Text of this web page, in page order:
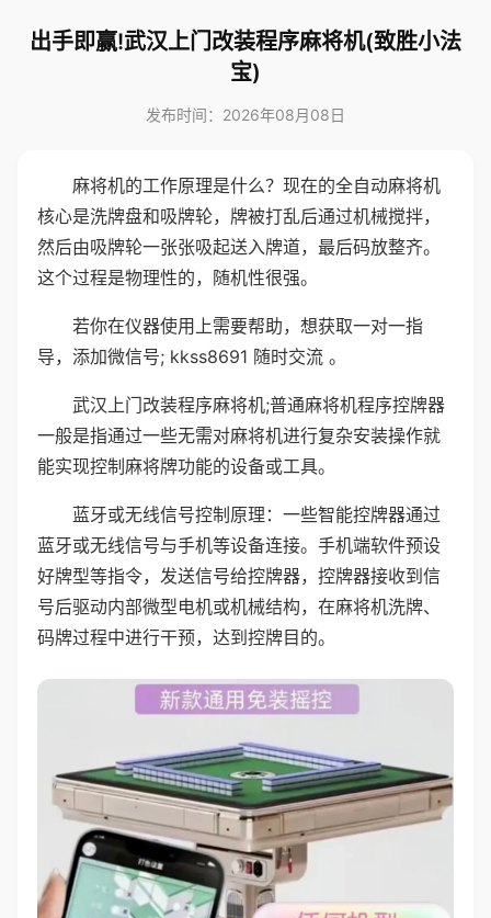
出手即赢!武汉上门改装程序麻将机(致胜小法
宝)
发布时间：2026年08月08日
麻将机的工作原理是什么？现在的全自动麻将机
核心是洗牌盘和吸牌轮，牌被打乱后通过机械搅拌，
然后由吸牌轮一张张吸起送入牌道，最后码放整齐。
这个过程是物理性的，随机性很强。
若你在仪器使用上需要帮助，想获取一对一指
导，添加微信号; kkss8691 随时交流 。
武汉上门改装程序麻将机;普通麻将机程序控牌器
一般是指通过一些无需对麻将机进行复杂安装操作就
能实现控制麻将牌功能的设备或工具。
蓝牙或无线信号控制原理：一些智能控牌器通过
蓝牙或无线信号与手机等设备连接。手机端软件预设
好牌型等指令，发送信号给控牌器，控牌器接收到信
号后驱动内部微型电机或机械结构，在麻将机洗牌、
码牌过程中进行干预，达到控牌目的。